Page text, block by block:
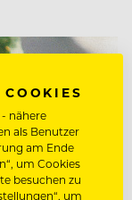
nähere
als Benutzer
am Ende
um Cookies
besuchen zu
um